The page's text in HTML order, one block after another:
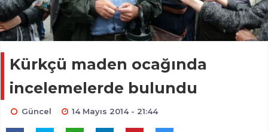
Kürkçü maden ocağında
incelemelerde bulundu
Güncel 14 Mayıs 2014 - 21:44